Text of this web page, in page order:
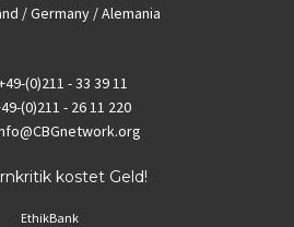
/ Germany / Alemania
(0)211 - 33 39 11
(0)211 - 26 11 220
kostet Geld!
EthikBank